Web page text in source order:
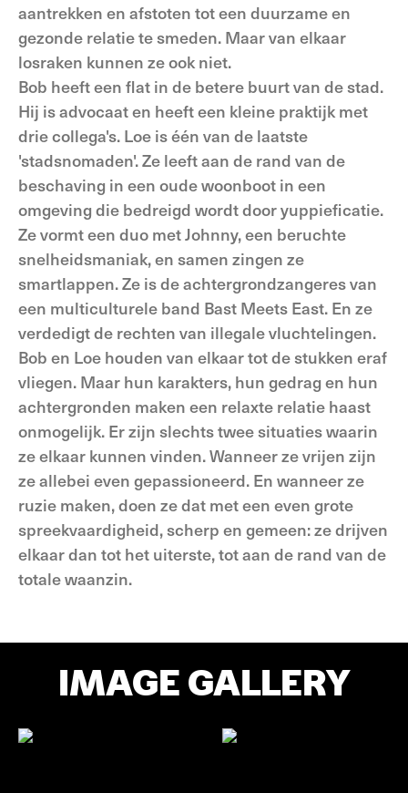
aantrekken en afstoten tot een duurzame en
gezonde relatie te smeden. Maar van elkaar
losraken kunnen ze ook niet.
Bob heeft een flat in de betere buurt van de stad.
Hij is advocaat en heeft een kleine praktijk met
drie collega's. Loe is één van de laatste
'stadsnomaden'. Ze leeft aan de rand van de
beschaving in een oude woonboot in een
omgeving die bedreigd wordt door yuppieficatie.
Ze vormt een duo met Johnny, een beruchte
snelheidsmaniak, en samen zingen ze
smartlappen. Ze is de achtergrondzangeres van
een multi­culturele band Bast Meets East. En ze
verdedigt de rechten van illegale vluchtelingen.
Bob en Loe houden van elkaar tot de stukken eraf
vliegen. Maar hun karakters, hun gedrag en hun
achtergronden maken een relaxte relatie haast
onmogelijk. Er zijn slechts twee situaties waarin
ze elkaar kunnen vinden. Wanneer ze vrijen zijn
ze allebei even gepassioneerd. En wanneer ze
ruzie maken, doen ze dat met een even grote
spreekvaardigheid, scherp en gemeen: ze drijven
elkaar dan tot het uiterste, tot aan de rand van de
totale waanzin.
IMAGE GALLERY